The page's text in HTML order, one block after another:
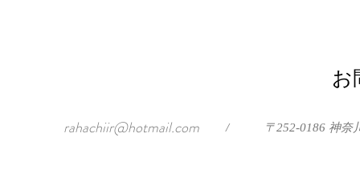
お
rahachiir@hotmail.com / 〒252-0186 神奈